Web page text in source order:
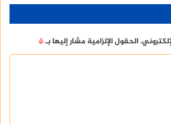
الحقول الإلزامية مشار إليها بـ*